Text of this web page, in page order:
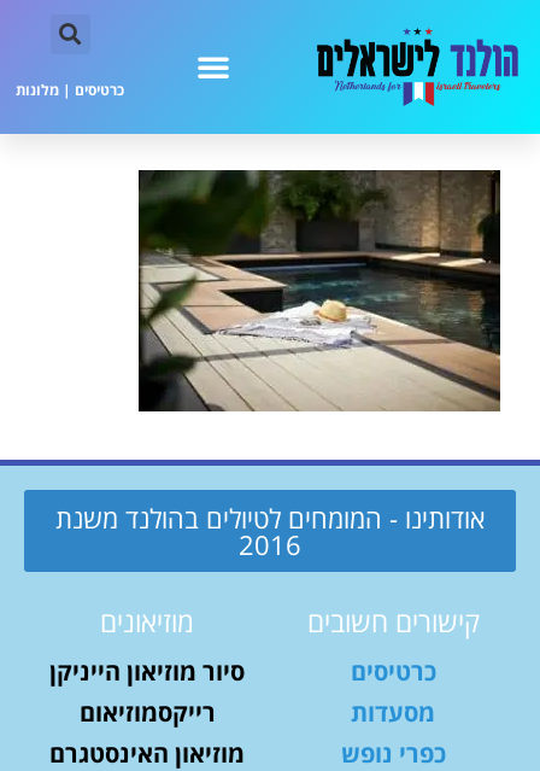
כרטיסים | מלונות
אודותינו - המומחים לטיולים בהולנד משנת
2016
קישורים חשובים
כרטיסים
מסעדות
כפרי נופש
מוזיאונים
סיור מוזיאון הייניקן
רייקסמוזיאום
מוזיאון האינסטגרם